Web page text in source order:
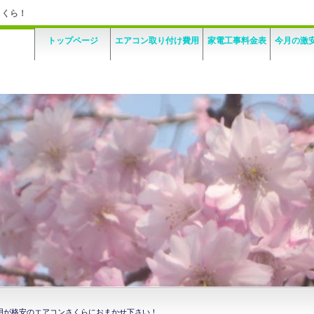
ら！
格安のエアコンさくらにおまかせ下さい！
トップページ エアコン取り付け費用 家電工事料金表 今月の激